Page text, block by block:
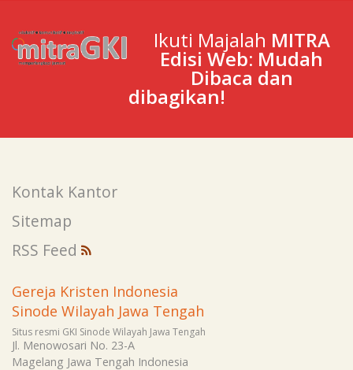
Ikuti Majalah MITRA
Edisi Web: Mudah
Dibaca dan
dibagikan!
Kontak Kantor
Sitemap
RSS Feed
Gereja Kristen Indonesia
Sinode Wilayah Jawa Tengah
Situs resmi GKI Sinode Wilayah Jawa Tengah
Jl. Menowosari No. 23-A
Magelang Jawa Tengah Indonesia